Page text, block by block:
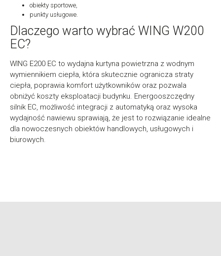
obiekty sportowe,
punkty usługowe.
Dlaczego warto wybrać WING W200
EC?
WING E200 EC to wydajna kurtyna powietrzna z wodnym
wymiennikiem ciepła, która skutecznie ogranicza straty
ciepła, poprawia komfort użytkowników oraz pozwala
obniżyć koszty eksploatacji budynku. Energooszczędny
silnik EC, możliwość integracji z automatyką oraz wysoka
wydajność nawiewu sprawiają, że jest to rozwiązanie idealne
dla nowoczesnych obiektów handlowych, usługowych i
biurowych.